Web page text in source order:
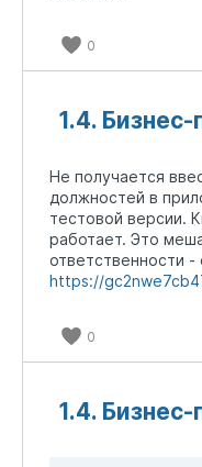
0
1.4.
Не получается
должностей в
тестовой версии.
работает. Это
ответственности -
https://
0
1.4.